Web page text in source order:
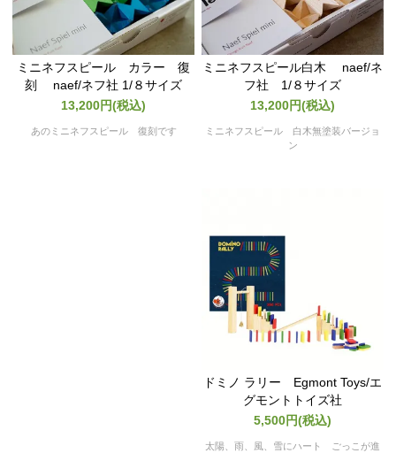
ミニネフスピール カラー 復
刻 naef/ネフ社 1/８サイズ
13,200円(税込)
あのミニネフスピール 復刻です
ミニネフスピール白木 naef/ネ
フ社 1/８サイズ
13,200円(税込)
ミニネフスピール 白木無塗装バージョ
ン
ドミノ ラリー Egmont Toys/エ
グモントトイズ社
5,500円(税込)
太陽、雨、風、雪にハート ごっこが進